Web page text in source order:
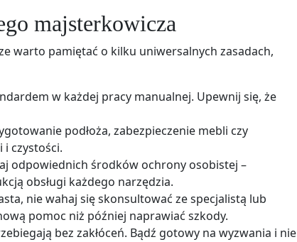
majsterkowicza
warto pamiętać o kilku uniwersalnych zasadach,
w każdej pracy manualnej. Upewnij się, że
podłoża, zabezpieczenie mebli czy
czystości.
odpowiednich środków ochrony osobistej –
obsługi każdego narzędzia.
nie wahaj się skonsultować ze specjalistą lub
pomoc niż później naprawiać szkody.
bez zakłóceń. Bądź gotowy na wyzwania i nie